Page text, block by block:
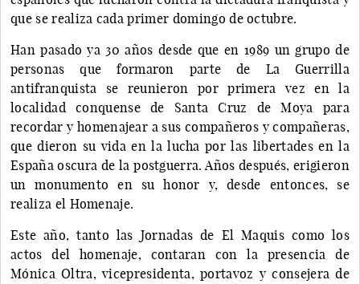
que se realiza cada primer domingo de octubre.
Han pasado ya 30 años desde que en 1989 un grupo de
personas que formaron parte de La Guerrilla
antifranquista se reunieron por primera vez en la
localidad conquense de Santa Cruz de Moya para
recordar y homenajear a sus compañeros y compañeras,
que dieron su vida en la lucha por las libertades en la
España oscura de la postguerra. Años después, erigieron
un monumento en su honor y, desde entonces, se
realiza el Homenaje.
Este año, tanto las Jornadas de El Maquis como los
actos del homenaje, contaran con la presencia de
Mónica Oltra, vicepresidenta, portavoz y consejera de